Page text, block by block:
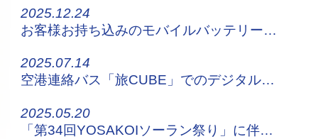
2025.12.24
お客様お持ち込みのモバイルバッテリーについてのお願い
2025.07.14
空港連絡バス「旅CUBE」でのデジタルチケット販売について
2025.05.20
「第34回YOSAKOIソーラン祭り」に伴う停留所休止・迂回運行について